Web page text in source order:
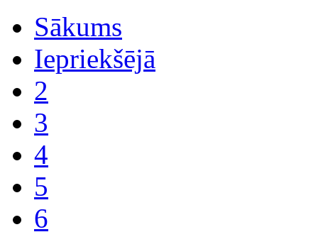
Sākums
Iepriekšējā
2
3
4
5
6